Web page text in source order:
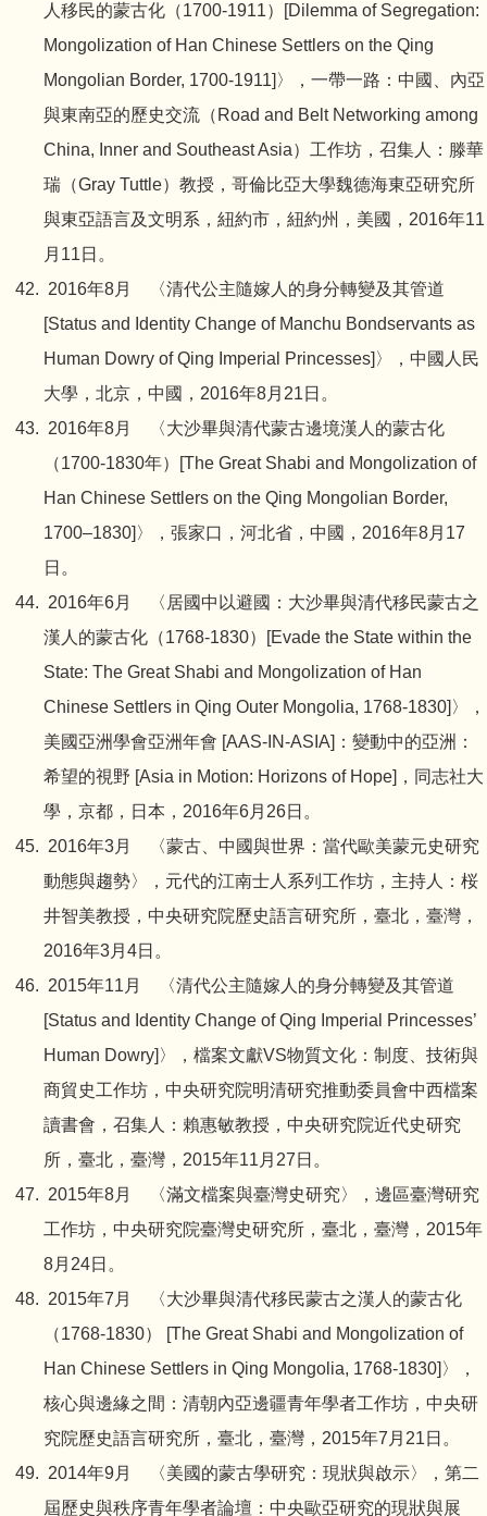
人移民的蒙古化（1700-1911）[Dilemma of Segregation:
Mongolization of Han Chinese Settlers on the Qing
Mongolian Border, 1700-1911]〉，一帶一路：中國、內亞
與東南亞的歷史交流（Road and Belt Networking among
China, Inner and Southeast Asia）工作坊，召集人：滕華
瑞（Gray Tuttle）教授，哥倫比亞大學魏德海東亞研究所
與東亞語言及文明系，紐約市，紐約州，美國，2016年11
月11日。
2016年8月 〈清代公主隨嫁人的身分轉變及其管道
[Status and Identity Change of Manchu Bondservants as
Human Dowry of Qing Imperial Princesses]〉，中國人民
大學，北京，中國，2016年8月21日。
2016年8月 〈大沙畢與清代蒙古邊境漢人的蒙古化
（1700-1830年）[The Great Shabi and Mongolization of
Han Chinese Settlers on the Qing Mongolian Border,
1700–1830]〉，張家口，河北省，中國，2016年8月17
日。
2016年6月 〈居國中以避國：大沙畢與清代移民蒙古之
漢人的蒙古化（1768-1830）[Evade the State within the
State: The Great Shabi and Mongolization of Han
Chinese Settlers in Qing Outer Mongolia, 1768-1830]〉，
美國亞洲學會亞洲年會 [AAS-IN-ASIA]：變動中的亞洲：
希望的視野 [Asia in Motion: Horizons of Hope]，同志社大
學，京都，日本，2016年6月26日。
2016年3月 〈蒙古、中國與世界：當代歐美蒙元史研究
動態與趨勢〉，元代的江南士人系列工作坊，主持人：桜
井智美教授，中央研究院歷史語言研究所，臺北，臺灣，
2016年3月4日。
2015年11月 〈清代公主隨嫁人的身分轉變及其管道
[Status and Identity Change of Qing Imperial Princesses’
Human Dowry]〉，檔案文獻VS物質文化：制度、技術與
商貿史工作坊，中央研究院明清研究推動委員會中西檔案
讀書會，召集人：賴惠敏教授，中央研究院近代史研究
所，臺北，臺灣，2015年11月27日。
2015年8月 〈滿文檔案與臺灣史研究〉，邊區臺灣研究
工作坊，中央研究院臺灣史研究所，臺北，臺灣，2015年
8月24日。
2015年7月 〈大沙畢與清代移民蒙古之漢人的蒙古化
（1768-1830） [The Great Shabi and Mongolization of
Han Chinese Settlers in Qing Mongolia, 1768-1830]〉，
核心與邊緣之間：清朝內亞邊疆青年學者工作坊，中央研
究院歷史語言研究所，臺北，臺灣，2015年7月21日。
2014年9月 〈美國的蒙古學研究：現狀與啟示〉，第二
屆歷史與秩序青年學者論壇：中央歐亞研究的現狀與展